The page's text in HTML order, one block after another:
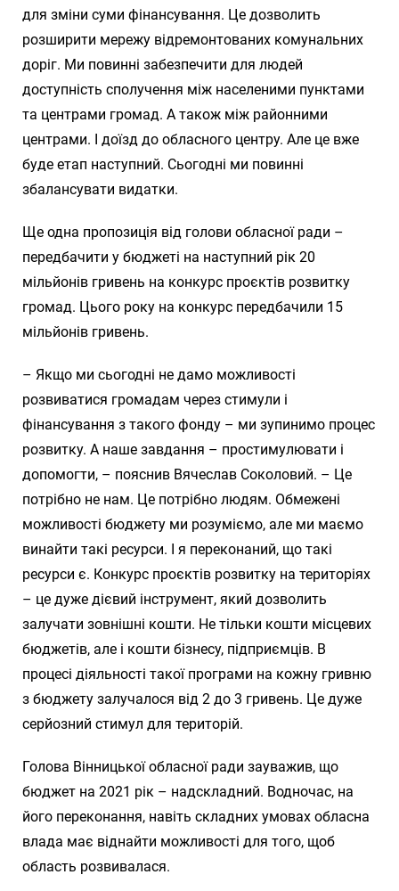
для зміни суми фінансування. Це дозволить
розширити мережу відремонтованих комунальних
доріг. Ми повинні забезпечити для людей
доступність сполучення між населеними пунктами
та центрами громад. А також між районними
центрами. І доїзд до обласного центру. Але це вже
буде етап наступний. Сьогодні ми повинні
збалансувати видатки.
Ще одна пропозиція від голови обласної ради –
передбачити у бюджеті на наступний рік 20
мільйонів гривень на конкурс проєктів розвитку
громад. Цього року на конкурс передбачили 15
мільйонів гривень.
– Якщо ми сьогодні не дамо можливості
розвиватися громадам через стимули і
фінансування з такого фонду – ми зупинимо процес
розвитку. А наше завдання – простимулювати і
допомогти, – пояснив Вячеслав Соколовий. – Це
потрібно не нам. Це потрібно людям. Обмежені
можливості бюджету ми розуміємо, але ми маємо
винайти такі ресурси. І я переконаний, що такі
ресурси є. Конкурс проєктів розвитку на територіях
– це дуже дієвий інструмент, який дозволить
залучати зовнішні кошти. Не тільки кошти місцевих
бюджетів, але і кошти бізнесу, підприємців. В
процесі діяльності такої програми на кожну гривню
з бюджету залучалося від 2 до 3 гривень. Це дуже
серйозний стимул для територій.
Голова Вінницької обласної ради зауважив, що
бюджет на 2021 рік – надскладний. Водночас, на
його переконання, навіть складних умовах обласна
влада має віднайти можливості для того, щоб
область розвивалася.